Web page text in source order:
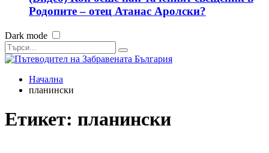
Родопите – отец Атанас Аролски?
Dark mode
Начална
планински
Етикет: планински